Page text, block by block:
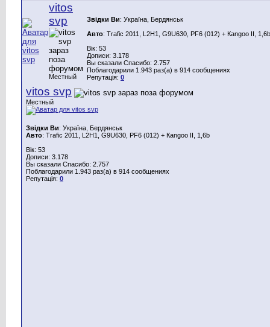
vitos
svp
Местный
Звідки Ви: Україна, Бердянськ
Авто: Trafic 2011, L2H1, G9U630, PF6 (012) + Каngoo II, 1,6b
Вік: 53
Дописи: 3.178
Вы сказали Спасибо: 2.757
Поблагодарили 1.943 раз(а) в 914 сообщениях
Репутація: 0
vitos svp
Местный
Звідки Ви: Україна, Бердянськ
Авто: Trafic 2011, L2H1, G9U630, PF6 (012) + Каngoo II, 1,6b
Вік: 53
Дописи: 3.178
Вы сказали Спасибо: 2.757
Поблагодарили 1.943 раз(а) в 914 сообщениях
Репутація: 0